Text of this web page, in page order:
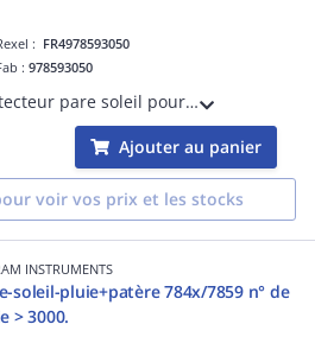
: FR4978593050
:978593050
Protecteur pare soleil pour mesureurs de champ Sefram 784x et 7859 n° série > 3000. Il permet de gagner en visibilité lorsque le soleil est présent.
Ajouter au panier
voir vos prix et les stocks
INSTRUMENTS
soleil-pluie+patère 784x/7859 n° de
série > 3000.